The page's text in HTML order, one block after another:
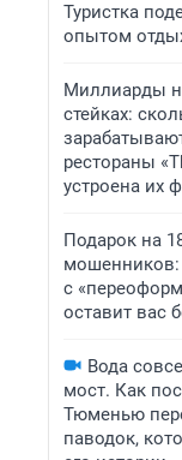
Туристка
опытом
Миллиарды
стейках:
рестораны
устроена их
Подарок на
мошенников:
с
оставит вас
Вода
мост. Как
Тюменью
паводок,